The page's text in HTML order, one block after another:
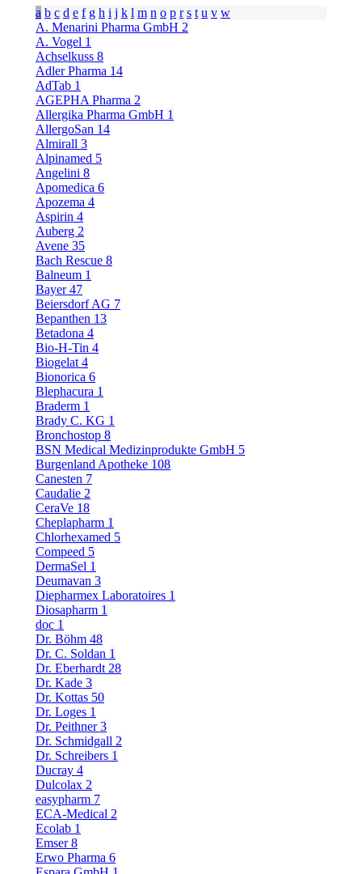
a b c d e f g h i j k l m n o p r s t u v w
A. Menarini Pharma GmbH 2
A. Vogel 1
Achselkuss 8
Adler Pharma 14
AdTab 1
AGEPHA Pharma 2
Allergika Pharma GmbH 1
AllergoSan 14
Almirall 3
Alpinamed 5
Angelini 8
Apomedica 6
Apozema 4
Aspirin 4
Auberg 2
Avene 35
Bach Rescue 8
Balneum 1
Bayer47
Beiersdorf AG 7
Bepanthen 13
Betadona 4
Bio-H-Tin 4
Biogelat 4
Bionorica 6
Blephacura 1
Braderm 1
Brady C. KG 1
Bronchostop 8
BSN Medical Medizinprodukte GmbH 5
Burgenland Apotheke 108
Canesten 7
Caudalie 2
CeraVe 18
Cheplapharm 1
Chlorhexamed 5
Compeed 5
DermaSel 1
Deumavan 3
Diepharmex Laboratoires 1
Diosapharm 1
doc 1
Dr. Böhm 48
Dr. C. Soldan 1
Dr. Eberhardt 28
Dr. Kade 3
Dr. Kottas 50
Dr. Loges 1
Dr. Peithner3
Dr. Schmidgall 2
Dr. Schreibers 1
Ducray 4
Dulcolax 2
easypharm 7
ECA-Medical 2
Ecolab 1
Emser8
Erwo Pharma 6